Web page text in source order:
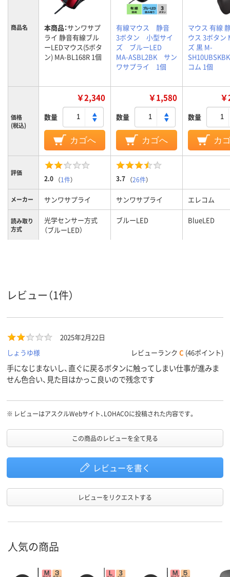
商品名 本商品：サンワサプ
ライ 静音有線ブル
ーLEDマウス(5ボタ
ン) MA-BL168R 1個
有線マウス 静音
3ボタン 小型サイ
ズ ブルーLED
MA-ASBL2BK サン
ワサプライ 1個
マウス 有線
ウス 3ボタン
ズ 黒 M-
コム 1個
価格
(税込)
￥2,340
数量
カゴへ
￥1,580
数量
カゴへ
数量
カ
評価
2.0 （1件） 3.7 （26件）
メーカー サンワサプライ サンワサプライ エレコム
読み取り
方式
光学センサー方式
（ブルーLED）
ブルーLED BlueLED
レビュー（1件）
2025年2月22日
しょうゆ様
レビューランク C (46ポイント)
手になじまないし、直ぐに戻るボタンに触ってしまい仕事が進みま
せん色合い、見た目はかっこ良いので残念です
※ レビューはアスクルWebサイト、LOHACOに投稿された内容です。
この商品のレビューを全て見る
レビューを書く
レビューをリクエストする
人気の商品